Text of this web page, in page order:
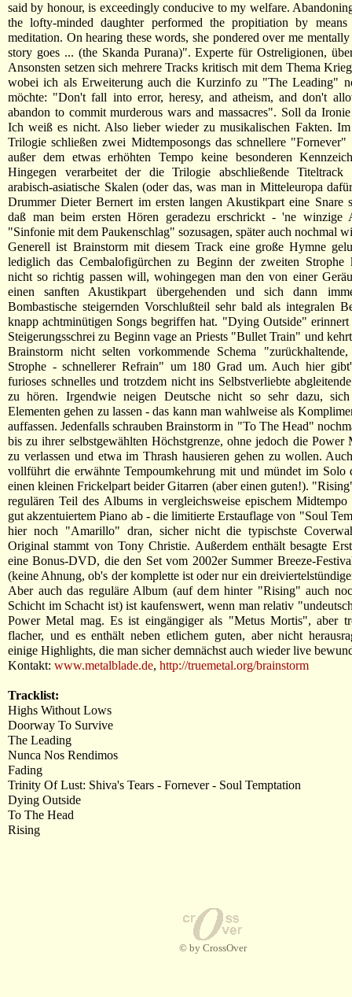
said by honour, is exceedingly conducive to my welfare.
the lofty-minded daughter performed the propitiation by
meditation. On hearing these words, she pondered over me
story goes ... (the Skanda Purana)". Experte für Ostreligionen,
Ansonsten setzen sich mehrere Tracks kritisch mit dem Thema
wobei ich als Erweiterung auch die Kurzinfo zu "The Leading"
möchte: "Don't fall into error, heresy, and atheism, and don't
abandon to commit murderous wars and massacres". Soll da
Ich weiß es nicht. Also lieber wieder zu musikalischen Fakten.
Trilogie schließen zwei Midtemposongs das schnellere "Fornever"
außer dem etwas erhöhten Tempo keine besonderen
Hingegen verarbeitet der die Trilogie abschließende Titeltrack
arabisch-asiatische Skalen (oder das, was man in Mitteleuropa
Drummer Dieter Bernert im ersten langen Akustikpart eine Snare
daß man beim ersten Hören geradezu erschrickt - 'ne winzige
"Sinfonie mit dem Paukenschlag" sozusagen, später auch nochmal
Generell ist Brainstorm mit diesem Track eine große Hymne
lediglich das Cembalofigürchen zu Beginn der zweiten Strophe
nicht so richtig passen will, wohingegen man den von einer
einen sanften Akustikpart übergehenden und sich dann
Bombastische steigernden Vorschlußteil sehr bald als integralen
knapp achtminütigen Songs begriffen hat. "Dying Outside"
Steigerungsschrei zu Beginn vage an Priests "Bullet Train" und
Brainstorm nicht selten vorkommende Schema "zurückhaltende,
Strophe - schnellerer Refrain" um 180 Grad um. Auch hier
furioses schnelles und trotzdem nicht ins Selbstverliebte
zu hören. Irgendwie neigen Deutsche nicht so sehr dazu,
Elementen gehen zu lassen - das kann man wahlweise als
auffassen. Jedenfalls schrauben Brainstorm in "To The Head"
bis zu ihrer selbstgewählten Höchstgrenze, ohne jedoch die Power
zu verlassen und etwa im Thrash hausieren gehen zu wollen.
vollführt die erwähnte Tempoumkehrung mit und mündet im Solo
einen kleinen Frickelpart beider Gitarren (aber einen guten!).
regulären Teil des Albums in vergleichsweise epischem
gut akzentuiertem Piano ab - die limitierte Erstauflage von "Soul
hier noch "Amarillo" dran, sicher nicht die typischste
Original stammt von Tony Christie. Außerdem enthält besagte
eine Bonus-DVD, die den Set vom 2002er Summer Breeze-
(keine Ahnung, ob's der komplette ist oder nur ein
Aber auch das reguläre Album (auf dem hinter "Rising" auch
Schicht im Schacht ist) ist kaufenswert, wenn man relativ
Power Metal mag. Es ist eingängiger als "Metus Mortis", aber
flacher, und es enthält neben etlichem guten, aber nicht
einige Highlights, die man sicher demnächst auch wieder live
Kontakt: www.metalblade.de, http://truemetal.org/brainstorm
Tracklist:
Highs Without Lows
Doorway To Survive
The Leading
Nunca Nos Rendimos
Fading
Trinity Of Lust: Shiva's Tears - Fornever - Soul Temptation
Dying Outside
To The Head
Rising
© by CrossOver